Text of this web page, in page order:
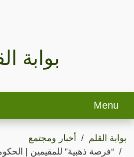
بوابة
Menu
بوابة القلم
أخبار ومجتمع
“فرصة ذهبية” للمقيمين |